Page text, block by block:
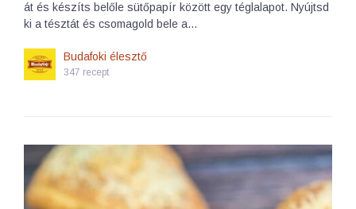
át és készíts belőle sütőpapír között egy téglalapot. Nyújtsd
ki a tésztát és csomagold bele a…
Budafoki élesztő
347 recept